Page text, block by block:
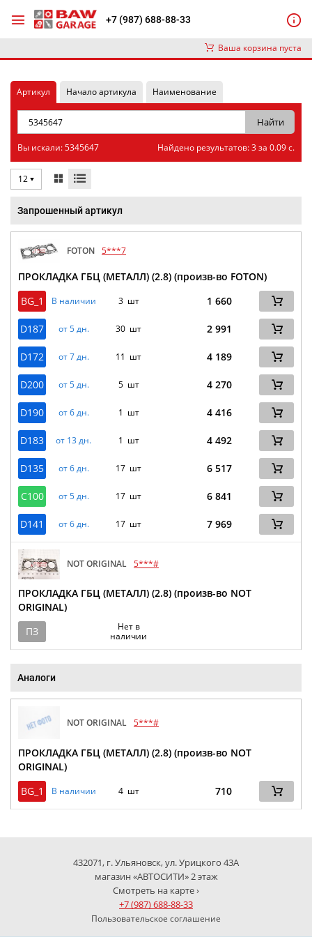
+7 (987) 688-88-33
Ваша корзина пуста
Артикул Начало артикула Наименование
Вы искали: 5345647 Найдено результатов: 3 за 0.09 с.
12
Запрошенный артикул
FOTON 5***7
ПРОКЛАДКА ГБЦ (МЕТАЛЛ) (2.8) (произв-во FOTON)
BG_1
В наличии 3 шт 1 660
D187 от 5 дн. 30 шт 2 991
D172 от 7 дн. 11 шт 4 189
D200 от 5 дн. 5 шт 4 270
D190 от 6 дн. 1 шт 4 416
D183 от 13 дн. 1 шт 4 492
D135 от 6 дн. 17 шт 6 517
C100 от 5 дн. 17 шт 6 841
D141 от 6 дн. 17 шт 7 969
NOT ORIGINAL 5***#
ПРОКЛАДКА ГБЦ (МЕТАЛЛ) (2.8) (произв-во NOT
ORIGINAL)
ПЗ
Нет в
наличии
Аналоги
NOT ORIGINAL 5***#
ПРОКЛАДКА ГБЦ (МЕТАЛЛ) (2.8) (произв-во NOT
ORIGINAL)
BG_1
В наличии 4 шт 710
432071, г. Ульяновск, ул. Урицкого 43А
магазин «АВТОСИТИ» 2 этаж
Смотреть на карте ›
+7 (987) 688-88-33
Пользовательское соглашение